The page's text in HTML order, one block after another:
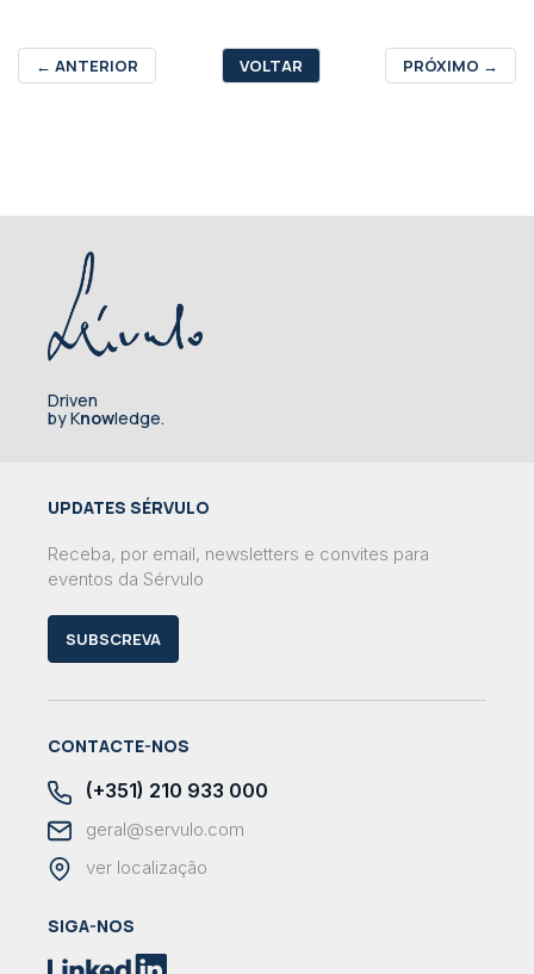
← ANTERIOR VOLTAR PRÓXIMO →
Driven
by Knowledge.
UPDATES SÉRVULO
Receba, por email, newsletters e convites para
eventos da Sérvulo
SUBSCREVA
CONTACTE-NOS
(+351) 210 933 000
geral@servulo.com
ver localização
SIGA-NOS